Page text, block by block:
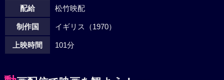
配給 松竹映配
制作国 イギリス（1970）
上映時間 101分